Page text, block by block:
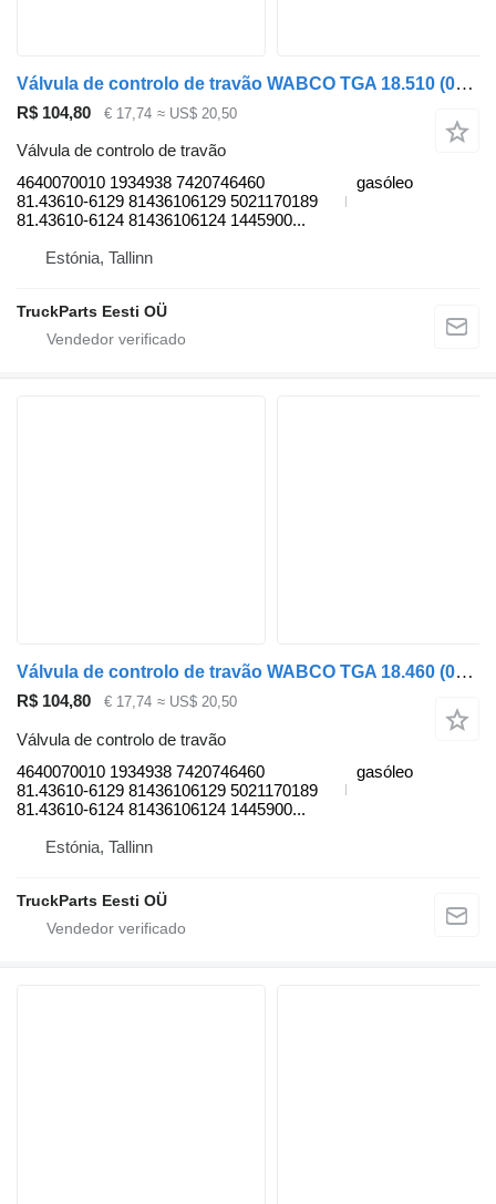
Válvula de controlo de travão WABCO TGA 18.510 (01.00-) 4640070010 para camião tractor MAN 4-series, TGA (1993-2009)
R$ 104,80 € 17,74 ≈ US$ 20,50
Válvula de controlo de travão
4640070010 1934938 7420746460
81.43610-6129 81436106129 5021170189
81.43610-6124 81436106124 1445900...
gasóleo
Estónia, Tallinn
TruckParts Eesti OÜ
Válvula de controlo de travão WABCO TGA 18.460 (01.00-) 4640070010 para camião tractor MAN 4-series, TGA (1993-2009)
R$ 104,80 € 17,74 ≈ US$ 20,50
Válvula de controlo de travão
4640070010 1934938 7420746460
81.43610-6129 81436106129 5021170189
81.43610-6124 81436106124 1445900...
gasóleo
Estónia, Tallinn
TruckParts Eesti OÜ